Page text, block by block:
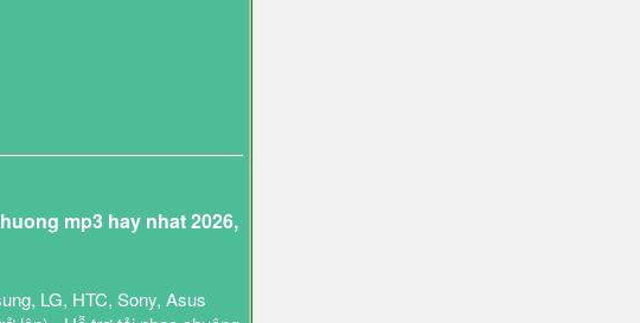
mp3 hay nhat 2026,
LG, HTC, Sony, Asus